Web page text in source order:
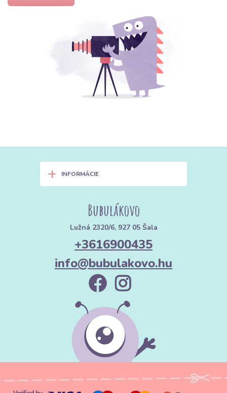
+ INFORMÁCIE
Bubulákovo
Lužná 2320/6, 927 05 Šala
+3616900435
info@bubulakovo.hu